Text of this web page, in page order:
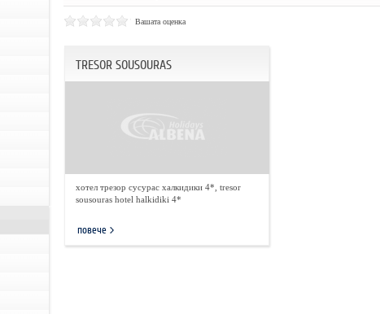
Вашата оценка
TRESOR SOUSOURAS
хотел трезор сусурас халкидики 4*, tresor
sousouras hotel halkidiki 4*
повече